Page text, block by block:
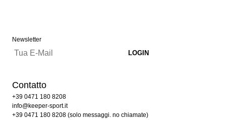
Newsletter
Contatto
+39 0471 180 8208
info@keeper-sport.it
+39 0471 180 8208 (solo messaggi. no chiamate)